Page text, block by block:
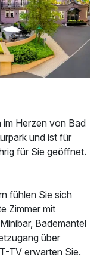
p.P. ab495,00 €
Herzen von Bad
und ist für
für Sie geöffnet.
fühlen Sie sich
Zimmer mit
Bademantel
über
TV erwarten Sie.